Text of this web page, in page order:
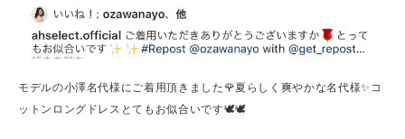
モデルの小澤名代様にご着用頂きました🌹夏らしく爽やかな名代様✨コ
ットンロングドレスとてもお似合いです🕊🕊